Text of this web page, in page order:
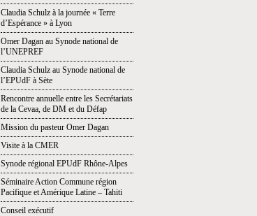
Claudia Schulz à la journée « Terre
d’Espérance » à Lyon
Omer Dagan au Synode national de
l’UNEPREF
Claudia Schulz au Synode national de
l’EPUdF à Sète
Rencontre annuelle entre les Secrétariats
de la Cevaa, de DM et du Défap
Mission du pasteur Omer Dagan
Visite à la CMER
Synode régional EPUdF Rhône-Alpes
Séminaire Action Commune région
Pacifique et Amérique Latine – Tahiti
Conseil exécutif